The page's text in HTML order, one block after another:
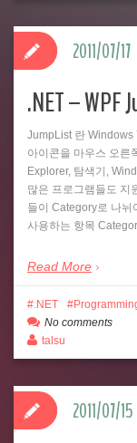
.NET – WPF
JumpList 란 Windows
아이콘을 마우스 오른
Explorer, 탐색기,
많은 프로그램들도 지
들이 Category로 나뉘
사용하는 항목
Read More
2011/07/17
.NET
No comments
talsu
2011/07/15